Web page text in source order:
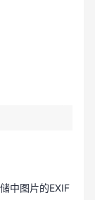
中图片的EXIF